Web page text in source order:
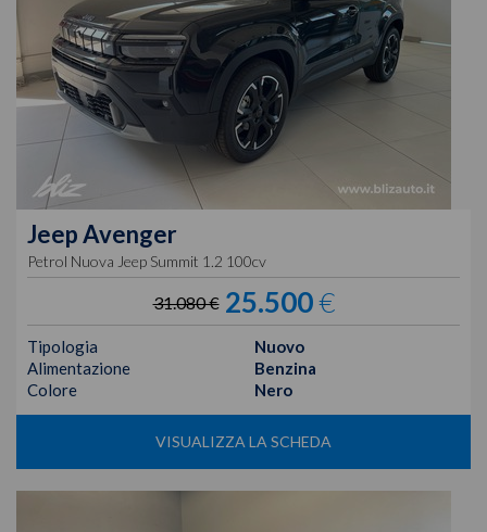
JeepAvenger
Petrol Nuova Jeep Summit 1.2 100cv
31.080 € 25.500€
Tipologia
Nuovo
Alimentazione
Benzina
Colore
Nero
VISUALIZZA LA SCHEDA